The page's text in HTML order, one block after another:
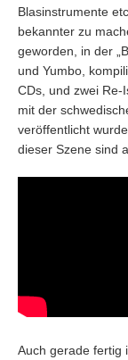
Blasinstrumente
bekannter zu
geworden, in der
und Yumbo,
CDs, und zwei Re-
mit der
veröffentlicht
dieser Szene sind
Auch gerade fertig